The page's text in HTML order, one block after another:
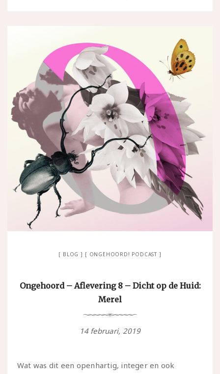
BLOG ONGEHOORD! PODCAST
Ongehoord – Aflevering 8 – Dicht op de Huid:
Merel
14 februari, 2019
Wat was dit een openhartig, integer en ook